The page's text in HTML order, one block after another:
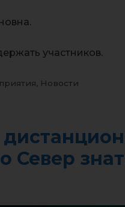
участников.
Новости
Север